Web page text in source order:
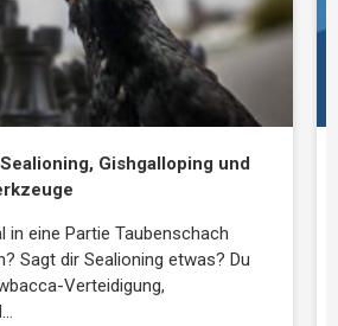
Gishgalloping und
in eine Partie Taubenschach
Sagt dir Sealioning etwas? Du
Verteidigung,